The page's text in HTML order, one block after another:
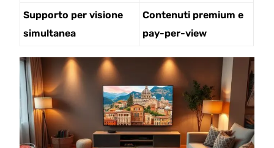
Supporto per visione
simultanea
Contenuti premium e
pay-per-view